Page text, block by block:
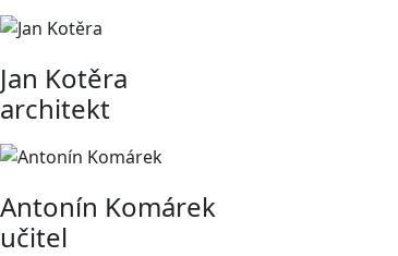
Jan Kotěra
architekt
Antonín Komárek
učitel